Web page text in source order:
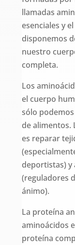
llamadas
esenciales y
disponemos
nuestro
completa.
Los
el cuerpo
sólo
de alimentos.
es reparar
deportistas)
(reguladores
ánimo).
La proteína
aminoácidos
proteína